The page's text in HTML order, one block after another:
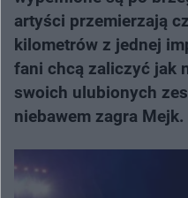
artyści przemierzają
kilometrów z jednej
fani chcą zaliczyć jak
swoich ulubionych
niebawem zagra Mejk.